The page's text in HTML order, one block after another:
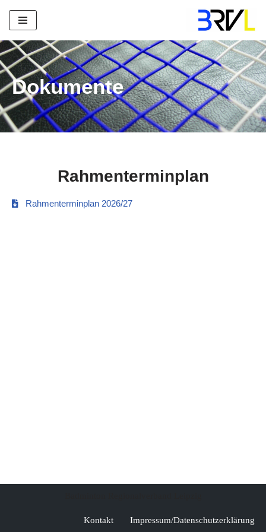
Zum
Inhalt
springen
Dokumente
Rahmenterminplan
Rahmenterminplan 2026/27
Kontakt Impressum/Datenschutzerklärung